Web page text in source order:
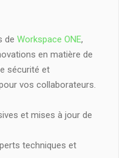
de Workspace ONE,
en matière de
sécurité et
vos collaborateurs.
et mises à jour de
techniques et